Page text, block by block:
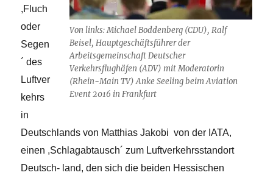
Von links: Michael Boddenberg (CDU), Ralf
Beisel, Hauptgeschäftsführer der
Arbeitsgemeinschaft Deutscher
Verkehrsflughäfen (ADV) mit Moderatorin
(Rhein-Main TV) Anke Seeling beim Aviation
Event 2016 in Frankfurt
,Fluch
oder
Segen
´ des
Luftver
kehrs
in
Deutschlands von Matthias Jakobi von der IATA,
einen ,Schlagabtausch´ zum Luftverkehrsstandort
Deutsch- land, den sich die beiden Hessischen